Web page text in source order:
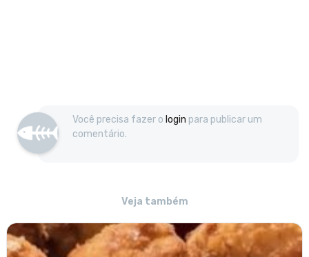
Você precisa fazer o login para publicar um
comentário.
Veja também